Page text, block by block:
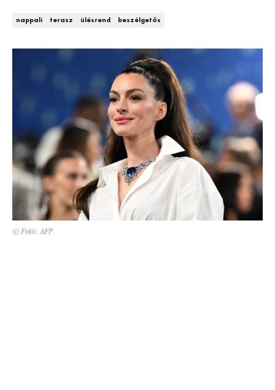
nappali terasz ülésrend beszélgetős
© Fotó: AFP